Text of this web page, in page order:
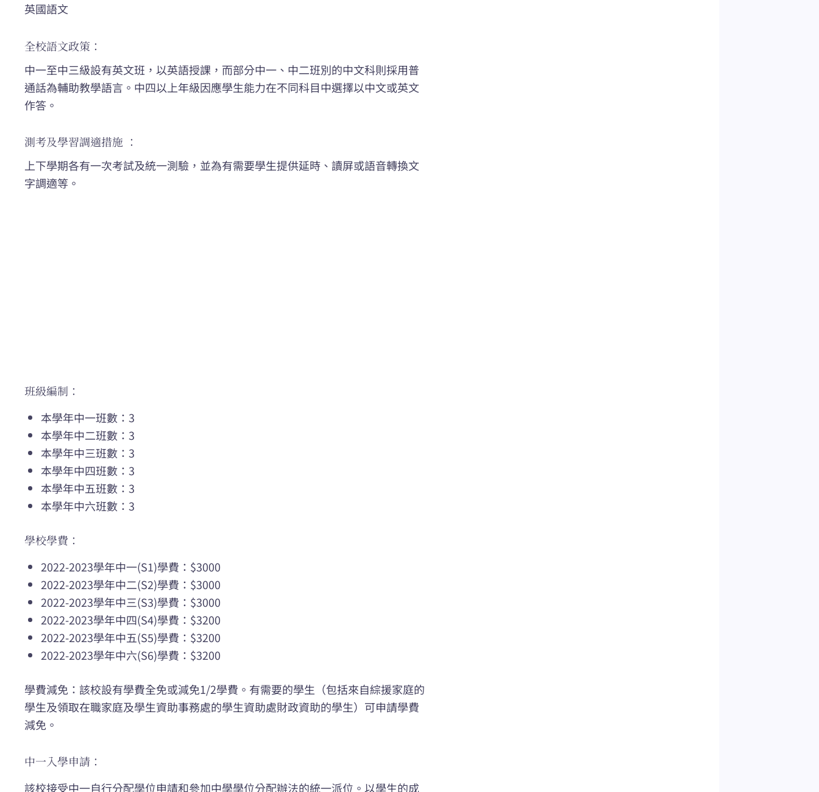
英國語文
全校語文政策：
中一至中三級設有英文班，以英語授課，而部分中一、中二班別的中文科則採用普
通話為輔助教學語言。中四以上年級因應學生能力在不同科目中選擇以中文或英文
作答。
測考及學習調適措施 ：
上下學期各有一次考試及統一測驗，並為有需要學生提供延時、讀屏或語音轉換文
字調適等。
班級編制：
本學年中一班數：3
本學年中二班數：3
本學年中三班數：3
本學年中四班數：3
本學年中五班數：3
本學年中六班數：3
學校學費：
2022-2023學年中一(S1)學費：$3000
2022-2023學年中二(S2)學費：$3000
2022-2023學年中三(S3)學費：$3000
2022-2023學年中四(S4)學費：$3200
2022-2023學年中五(S5)學費：$3200
2022-2023學年中六(S6)學費：$3200
學費減免：該校設有學費全免或減免1/2學費。有需要的學生（包括來自綜援家庭的
學生及領取在職家庭及學生資助事務處的學生資助處財政資助的學生）可申請學費
減免。
中一入學申請：
該校接受中一自行分配學位申請和參加中學學位分配辦法的統一派位。以學生的成